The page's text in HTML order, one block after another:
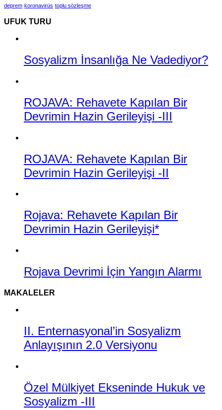
deprem koronavirüs toplu sözleşme
UFUK TURU
Sosyalizm İnsanlığa Ne Vadediyor?
ROJAVA: Rehavete Kapılan Bir
Devrimin Hazin Gerileyişi -III
ROJAVA: Rehavete Kapılan Bir
Devrimin Hazin Gerileyişi -II
Rojava: Rehavete Kapılan Bir
Devrimin Hazin Gerileyişi*
Rojava Devrimi İçin Yangın Alarmı
MAKALELER
II. Enternasyonal’in Sosyalizm
Anlayışının 2.0 Versiyonu
Özel Mülkiyet Ekseninde Hukuk ve
Sosyalizm -III